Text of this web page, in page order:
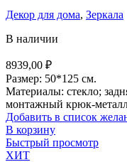
Декор для дома, Зеркала
В наличии
8939,00 ₽
Размер: 50*125 см.
Материалы: стекло;
монтажный крюк-
Добавить в список
В корзину
Быстрый просмотр
ХИТ